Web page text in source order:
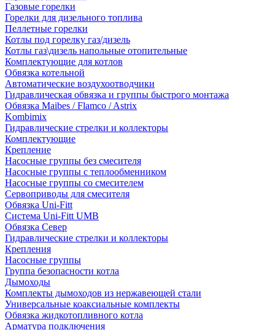
Газовые горелки
Горелки для дизельного топлива
Пеллетные горелки
Котлы под горелку газ/дизель
Котлы газ\дизель напольные отопительные
Комплектующие для котлов
Обвязка котельной
Автоматические воздухоотводчики
Гидравлическая обвязка и группы быстрого монтажа
Обвязка Maibes / Flamco / Astrix
Kombimix
Гидравлические стрелки и коллекторы
Комплектующие
Крепление
Насосные группы без смесителя
Насосные группы с теплообменником
Насосные группы со смесителем
Сервоприводы для смесителя
Обвязка Uni-Fitt
Система Uni-Fitt UMB
Обвязка Север
Гидравлические стрелки и коллекторы
Крепления
Насосные группы
Группа безопасности котла
Дымоходы
Комплекты дымоходов из нержавеющей стали
Универсальные коаксиальные комплекты
Обвязка жидкотопливного котла
Арматура подключения